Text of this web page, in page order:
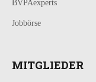
BVPAexperts
Jobbörse
MITGLIEDER